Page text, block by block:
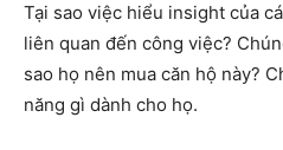
Tại sao việc hiểu insight của
liên quan đến công việc?
sao họ nên mua căn hộ này?
năng gì dành cho họ.